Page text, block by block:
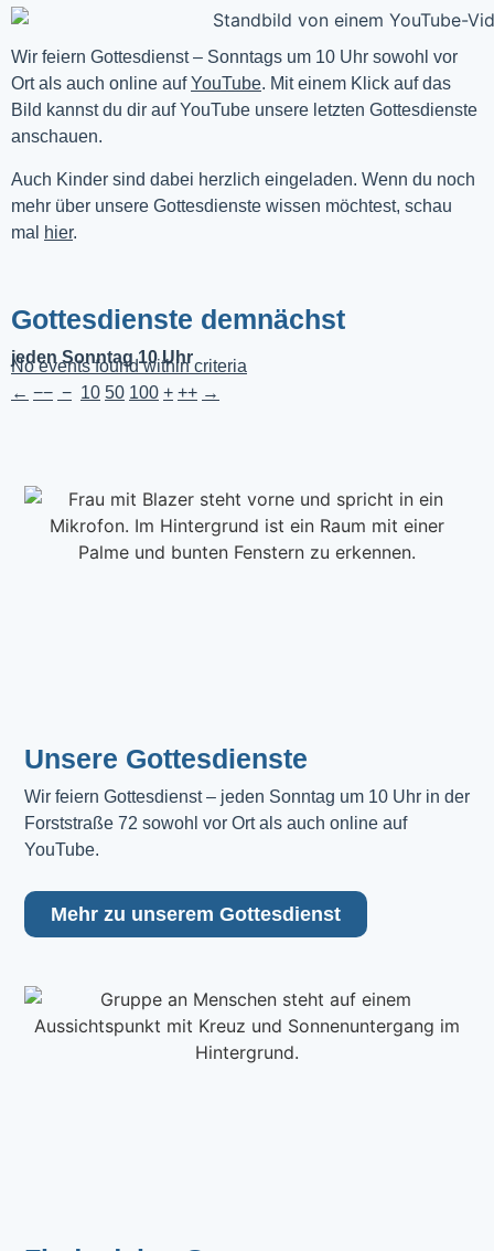
Wir feiern Gottesdienst – Sonntags um 10 Uhr sowohl vor
Ort als auch online auf YouTube. Mit einem Klick auf das
Bild kannst du dir auf YouTube unsere letzten Gottesdienste
anschauen.
Auch Kinder sind dabei herzlich eingeladen. Wenn du noch
mehr über unsere Gottesdienste wissen möchtest, schau
mal
hier.
Gottesdienste demnächst
jeden Sonntag 10 Uhr
No events found within criteria
← −− − 10 50 100 + ++ →
Unsere Gottesdienste
Wir feiern Gottesdienst – jeden Sonntag um 10 Uhr in der
Forststraße 72 sowohl vor Ort als auch online auf
YouTube.
Mehr zu unserem Gottesdienst